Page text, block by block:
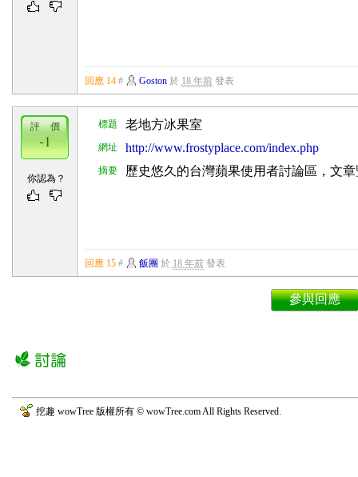
回應 14 # Goston於 18 年前發表
標題 老地方冰果室
網址 http://www.frostyplace.com/index.php
摘要 歷史悠久的台灣蘋果使用者討論區，文章
評 價
-1
你認為？
回應 15 # 飯團 於 18 年前發表
參與回應
挖趣 wowTree 版權所有 © wowTree.com All Rights Reserved.